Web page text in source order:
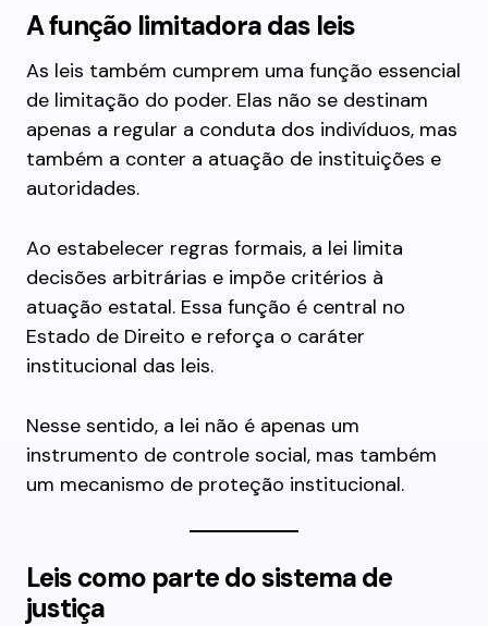
A função limitadora das leis
As leis também cumprem uma função essencial
de limitação do poder. Elas não se destinam
apenas a regular a conduta dos indivíduos, mas
também a conter a atuação de instituições e
autoridades.
Ao estabelecer regras formais, a lei limita
decisões arbitrárias e impõe critérios à
atuação estatal. Essa função é central no
Estado de Direito e reforça o caráter
institucional das leis.
Nesse sentido, a lei não é apenas um
instrumento de controle social, mas também
um mecanismo de proteção institucional.
Leis como parte do sistema de
justiça